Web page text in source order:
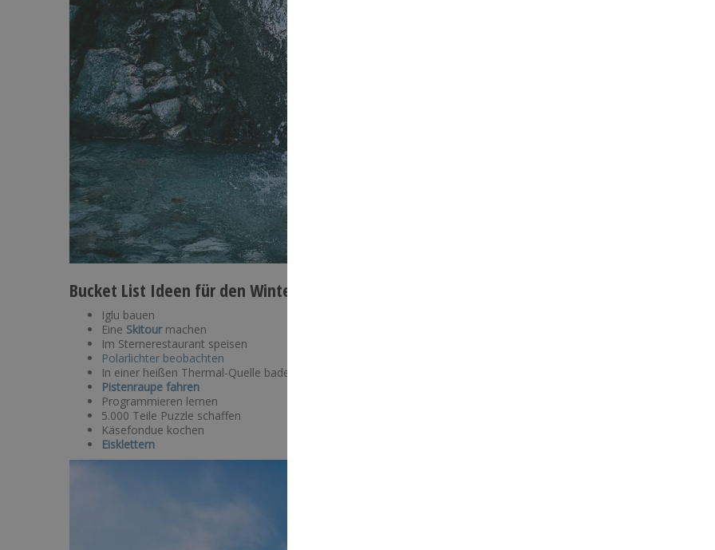
Bucket List Ideen für den Winter
Iglu bauen
Eine Skitourmachen
Im Sternerestaurant speisen
Polarlichter beobachten
In einer heißen Thermal-Quelle baden
Pistenraupe fahren
Programmieren lernen
5.000 Teile Puzzle schaffen
Käsefondue kochen
Eisklettern